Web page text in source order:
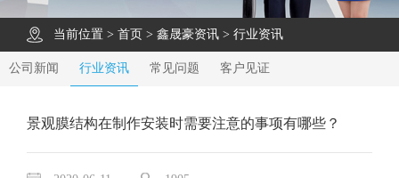
当前位置 > 首页 > 鑫晟豪资讯 > 行业资讯
公司新闻 行业资讯 常见问题 客户见证
景观膜结构在制作安装时需要注意的事项有哪些？